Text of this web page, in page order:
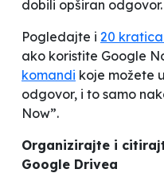
dobili opširan odgovor.
Pogledajte i 20
ako koristite Google
komandi koje možete
odgovor, i to samo
Now”.
Organizirajte i
Google Drivea